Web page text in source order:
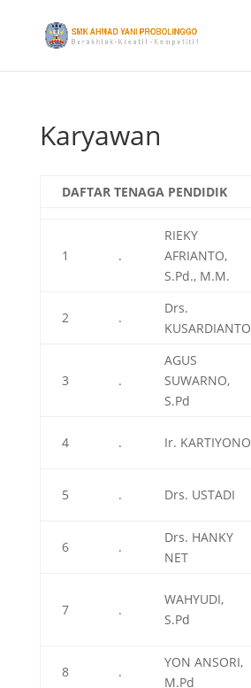
Karyawan
DAFTAR TENAGA PENDIDIK
1 .
RIEKY
AFRIANTO,
S.Pd., M.M.
2 .
Drs.
KUSARDIANTO
3 .
AGUS
SUWARNO,
S.Pd
4 . Ir. KARTIYONO
5 . Drs. USTADI
6 .
Drs. HANKY
NET
7 .
WAHYUDI,
S.Pd
8 .
YON ANSORI,
M.Pd